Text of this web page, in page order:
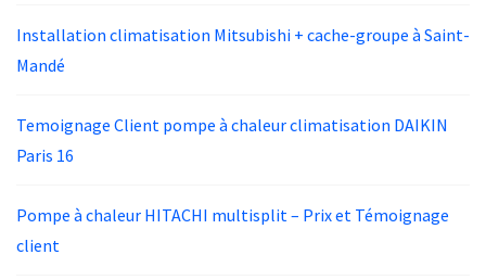
Installation climatisation Mitsubishi + cache-groupe à Saint-
Mandé
Temoignage Client pompe à chaleur climatisation DAIKIN
Paris 16
Pompe à chaleur HITACHI multisplit – Prix et Témoignage
client